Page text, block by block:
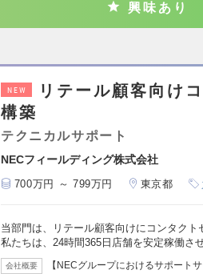
興味あり
NEW
リテール顧客向け
構築
テクニカルサポート
NECフィールディング株式会社
700万円 ～ 799万円 東京都
当部門は、リテール顧客向けにコンタクト
私たちは、24時間365日店舗を安定稼働さ
会社概要
【NECグループにおけるサポート